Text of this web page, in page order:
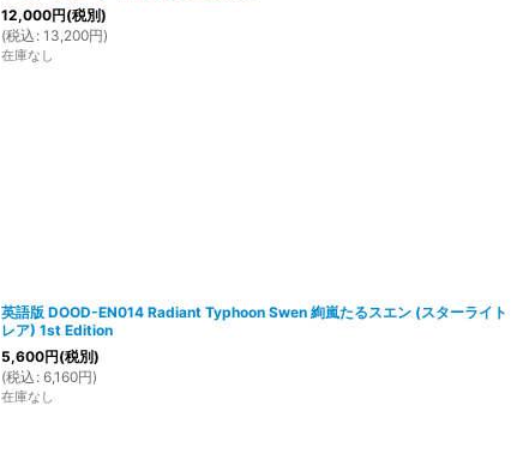
12,000円(税別)
(税込 : 13,200円)
在庫なし
英語版 DOOD-EN014 Radiant Typhoon Swen 絢嵐たるスエン (スターライト
レア) 1st Edition
5,600円(税別)
(税込 : 6,160円)
在庫なし